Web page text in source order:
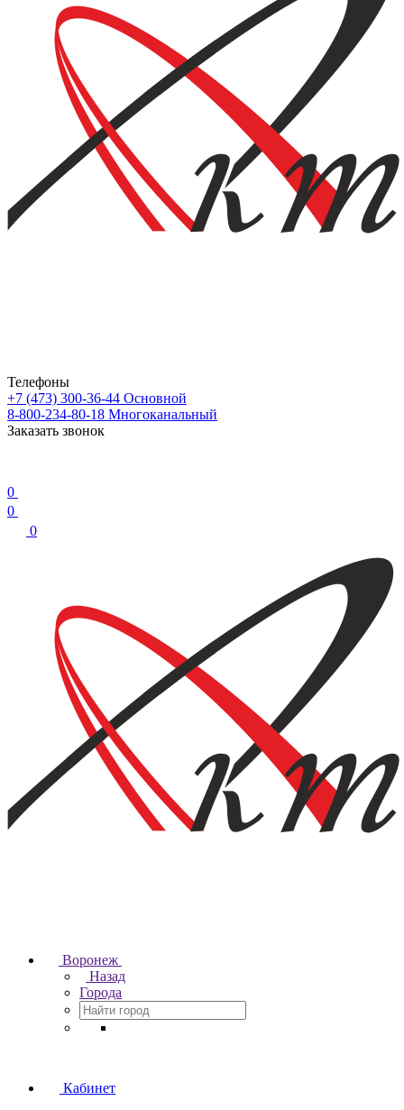
Телефоны
+7 (473) 300-36-44 Основной
8-800-234-80-18 Многоканальный
Заказать звонок
0
0
0
Воронеж
Назад
Города
Кабинет